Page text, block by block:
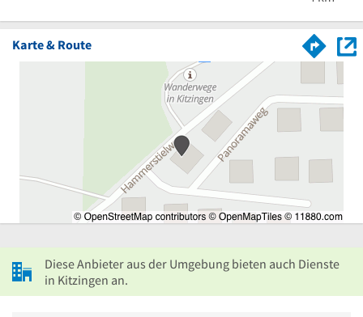
Karte & Route
Diese Anbieter aus der Umgebung bieten auch Dienste
in Kitzingen an.